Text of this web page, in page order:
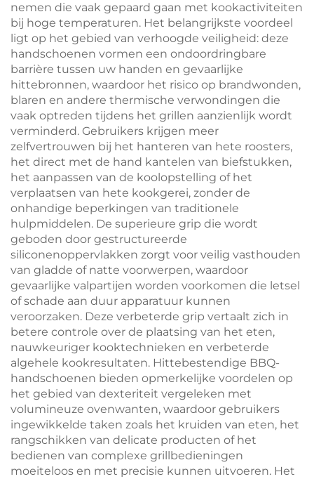
nemen die vaak gepaard gaan met kookactiviteiten
bij hoge temperaturen. Het belangrijkste voordeel
ligt op het gebied van verhoogde veiligheid: deze
handschoenen vormen een ondoordringbare
barrière tussen uw handen en gevaarlijke
hittebronnen, waardoor het risico op brandwonden,
blaren en andere thermische verwondingen die
vaak optreden tijdens het grillen aanzienlijk wordt
verminderd. Gebruikers krijgen meer
zelfvertrouwen bij het hanteren van hete roosters,
het direct met de hand kantelen van biefstukken,
het aanpassen van de koolopstelling of het
verplaatsen van hete kookgerei, zonder de
onhandige beperkingen van traditionele
hulpmiddelen. De superieure grip die wordt
geboden door gestructureerde
siliconenoppervlakken zorgt voor veilig vasthouden
van gladde of natte voorwerpen, waardoor
gevaarlijke valpartijen worden voorkomen die letsel
of schade aan duur apparatuur kunnen
veroorzaken. Deze verbeterde grip vertaalt zich in
betere controle over de plaatsing van het eten,
nauwkeuriger kooktechnieken en verbeterde
algehele kookresultaten. Hittebestendige BBQ-
handschoenen bieden opmerkelijke voordelen op
het gebied van dexteriteit vergeleken met
volumineuze ovenwanten, waardoor gebruikers
ingewikkelde taken zoals het kruiden van eten, het
rangschikken van delicate producten of het
bedienen van complexe grillbedieningen
moeiteloos en met precisie kunnen uitvoeren. Het